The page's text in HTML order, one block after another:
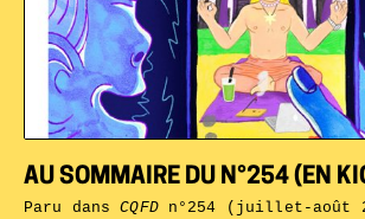
AU SOMMAIRE DU N°254 (EN
Paru dansCQFDn°254 (juillet-août